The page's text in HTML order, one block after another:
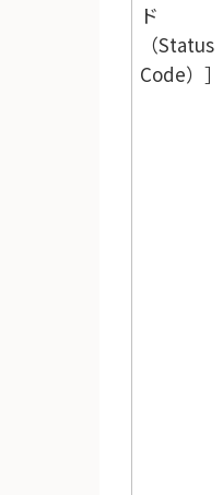
ド
（Status
Code）